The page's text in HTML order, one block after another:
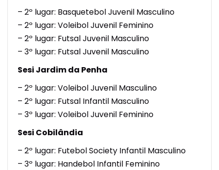
– 2º lugar: Basquetebol Juvenil Masculino
– 2º lugar: Voleibol Juvenil Feminino
– 2º lugar: Futsal Juvenil Masculino
– 3º lugar: Futsal Juvenil Masculino
Sesi Jardim da Penha
– 2º lugar: Voleibol Juvenil Masculino
– 2º lugar: Futsal Infantil Masculino
– 3º lugar: Voleibol Juvenil Feminino
Sesi Cobilândia
– 2º lugar: Futebol Society Infantil Masculino
– 3º lugar: Handebol Infantil Feminino